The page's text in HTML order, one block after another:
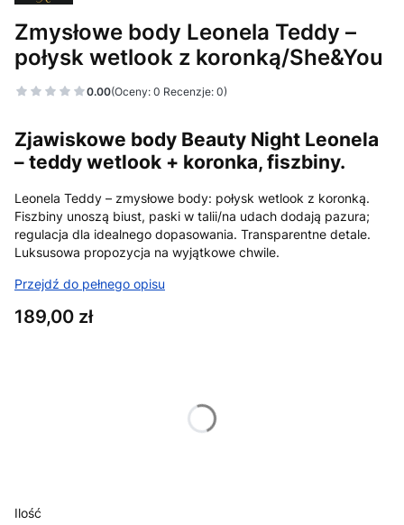
Zmysłowe body Leonela Teddy –
połysk wetlook z koronką/She&You
0.00(Oceny: 0 Recenzje: 0)
Zjawiskowe body Beauty Night Leonela
– teddy wetlook + koronka, fiszbiny.
Leonela Teddy – zmysłowe body: połysk wetlook z koronką.
Fiszbiny unoszą biust, paski w talii/na udach dodają pazura;
regulacja dla idealnego dopasowania. Transparentne detale.
Luksusowa propozycja na wyjątkowe chwile.
Przejdź do pełnego opisu
Cena
189,00 zł
Ilość